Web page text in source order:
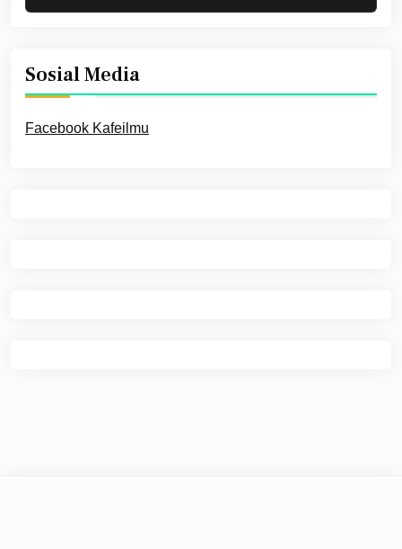
Sosial Media
Facebook Kafeilmu